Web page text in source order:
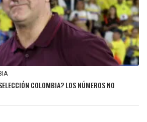
COLOMBIA? LOS NÚMEROS NO